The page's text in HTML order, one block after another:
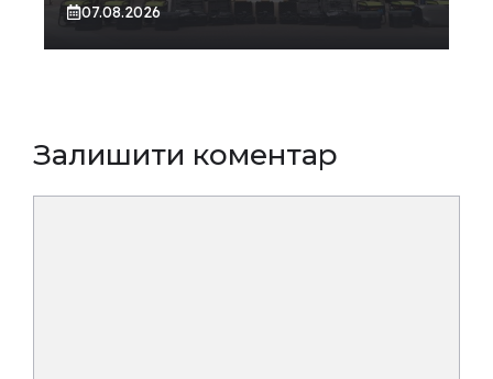
07.08.2026
Залишити коментар